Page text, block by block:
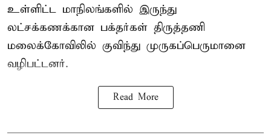
உள்ளிட்ட மாநிலங்களில் இருந்து
லட்சக்கணக்கான பக்தர்கள் திருத்தணி
மலைக்கோவிலில் குவிந்து முருகப்பெருமானை
வழிபட்டனர்.
Read More